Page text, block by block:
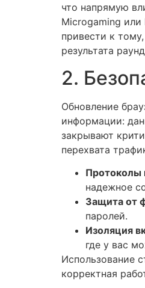
что напрямую
Microgaming или
привести к
результата
2.
Обновление
информации:
закрывают
перехвата
Протоколы
надежное
Защита от
паролей.
Изоляция
где у вас
Использование
корректная